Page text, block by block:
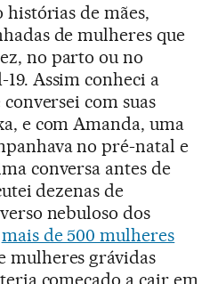
histórias de mães,
de mulheres que
no parto ou no
Assim conheci a
com suas
e com Amanda, uma
no pré-natal e
conversa antes de
dezenas de
nebuloso dos
mais de 500 mulheres
mulheres grávidas
começado a cair em